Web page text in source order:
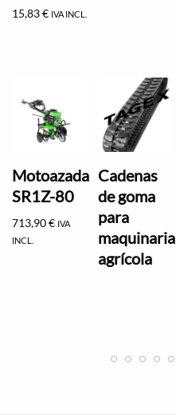
15,83€ IVA INCL.
Motoazada
SR1Z-80
713,90€ IVA
INCL.
Cadenas
de goma
para
maquinaria
agrícola